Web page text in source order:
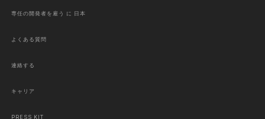
専任の開発者を雇う に 日本
よくある質問
連絡する
キャリア
PRESS KIT